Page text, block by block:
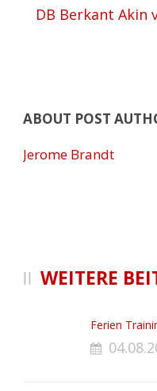
DB Berkant Akin
ABOUT POST
Jerome Brandt
WEITERE
Ferien